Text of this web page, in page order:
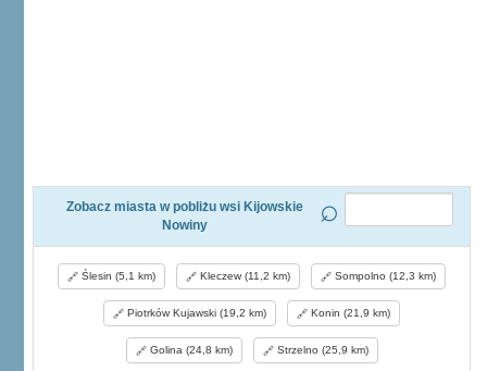
Zobacz miasta w pobliżu wsi Kijowskie
Nowiny
Ślesin (5,1 km) Kleczew (11,2 km) Sompolno (12,3 km)
Piotrków Kujawski (19,2 km) Konin (21,9 km)
Golina (24,8 km) Strzelno (25,9 km)